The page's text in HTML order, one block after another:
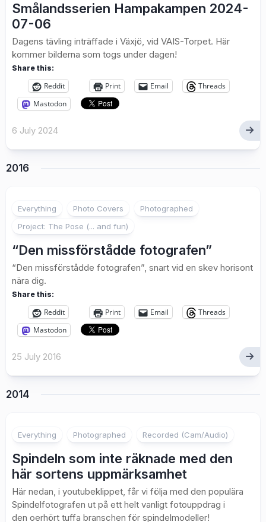
Smålandsserien Hampakampen 2024-
07-06
Dagens tävling inträffade i Växjö, vid VAIS-Torpet. Här
kommer bilderna som togs under dagen!
Share this:
Reddit Print Email
Threads
Mastodon
6 July 2024
2016
Everything Photo Covers
Photographed
Project: The Pose (... and fun)
“Den missförstådde fotografen”
“Den missförstådde fotografen”, snart vid en skev horisont
nära dig.
Share this:
Reddit Print Email
Threads
Mastodon
25 July 2016
2014
Everything Photographed Recorded (Cam/Audio)
Spindeln som inte räknade med den
här sortens uppmärksamhet
Här nedan, i youtubeklippet, får vi följa med den populära
Spindelfotografen ut på ett helt vanligt fotouppdrag i
den oerhört tuffa branschen för spindelmodeller!